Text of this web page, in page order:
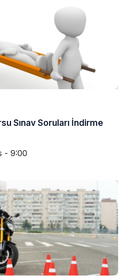
Sınav Soruları İndirme
- 9:00